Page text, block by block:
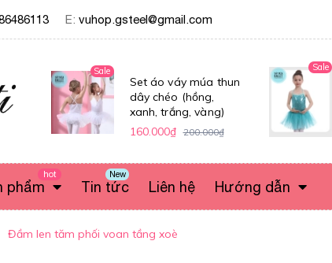
E: vuhop.gsteel@gmail.com
Sale
Set áo váy múa thun
dây chéo (hồng,
xanh, trắng, vàng)
160.000₫ 200.000₫
Sale
phẩm
hot
Tin tức
New
Liên hệ Hướng dẫn
Đầm len tăm phối voan tầng xoè